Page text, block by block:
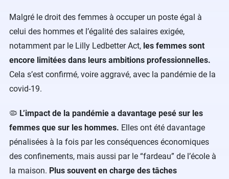
Malgré le droit des femmes à occuper un poste égal à
celui des hommes et l’égalité des salaires exigée,
notamment par le Lilly Ledbetter Act, les femmes sont
encore limitées dans leurs ambitions professionnelles.
Cela s’est confirmé, voire aggravé, avec la pandémie de la
covid-19.
🦠 L’impact de la pandémie a davantage pesé sur les
femmes que sur les hommes. Elles ont été davantage
pénalisées à la fois par les conséquences économiques
des confinements, mais aussi par le “fardeau” de l’école à
la maison. Plus souvent en charge des tâches